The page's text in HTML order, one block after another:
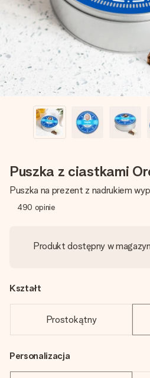
imieniem, swoim zdjęciem lub
poruszy serce. Bez problemu,
tę chwilę.
Puszka z ciastkami
Puszka na prezent z nadrukiem
490 opinie
Produkt dostępny w
Kształt
Prostokątny
Personalizacja